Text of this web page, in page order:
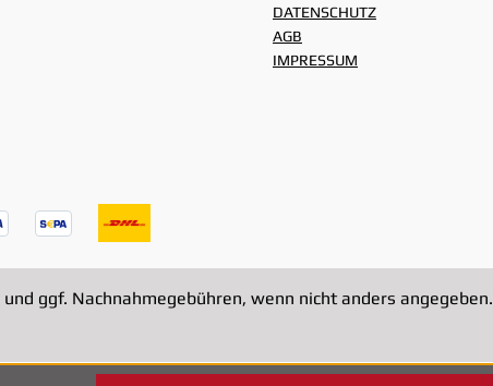
DATENSCHUTZ
AGB
IMPRESSUM
und ggf. Nachnahmegebühren, wenn nicht anders angegeben.